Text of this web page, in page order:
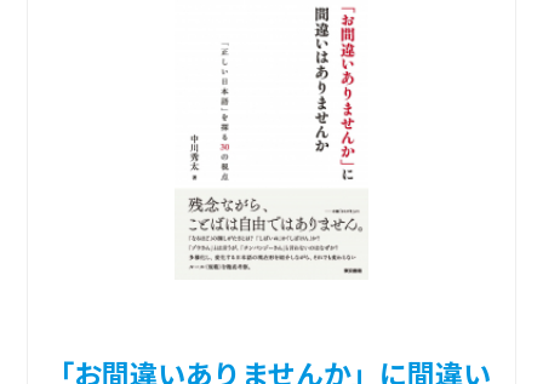
「お間違いありませんか」に間違い